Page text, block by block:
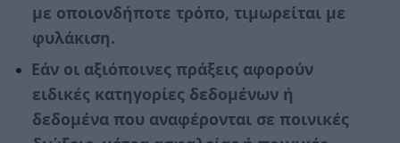
µε οποιονδήποτε τρόπο, τιµωρείται µε
φυλάκιση.
Εάν οι αξιόποινες πράξεις αφορούν
ειδικές κατηγορίες δεδομένων ή
δεδομένα που αναφέρονται σε ποινικές